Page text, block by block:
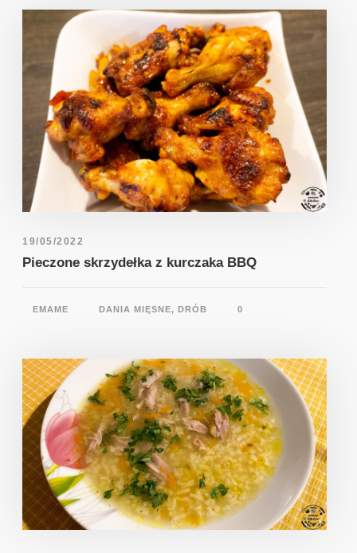
19/05/2022
Pieczone skrzydełka z kurczaka BBQ
EMAME DANIA MIĘSNE, DRÓB 0